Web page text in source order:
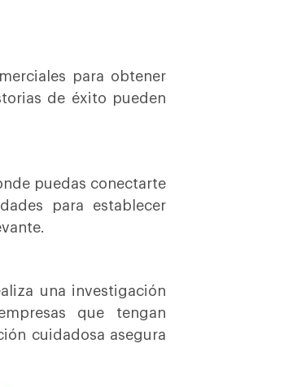
para obtener
de éxito pueden
puedas conectarte
para establecer
una investigación
que tengan
cuidadosa asegura